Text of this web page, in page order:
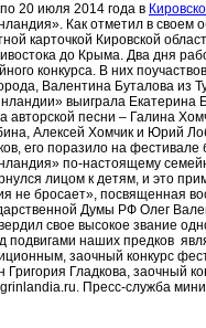
20 июля 2014 года в
Как отметил в своем
карточкой Кировской
до Крыма. Два дня
конкурса. В них
Валентина Буталова из
выиграла Екатерина
авторской песни – Галина
Алексей Хомчик и Юрий
его поразило на
по-настоящему
лицом к детям, и это
не бросает», посвященная
Думы РФ Олег
свое высокое звание
подвигами наших предков
заочный конкурс
Григория Гладкова, заочный
Пресс-служба